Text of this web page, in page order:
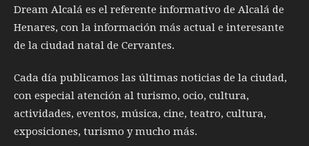
Dream Alcalá es el referente informativo de Alcalá de
Henares, con la información más actual e interesante
de la ciudad natal de Cervantes.
Cada día publicamos las últimas noticias de la ciudad,
con especial atención al turismo, ocio, cultura,
actividades, eventos, música, cine, teatro, cultura,
exposiciones, turismo y mucho más.